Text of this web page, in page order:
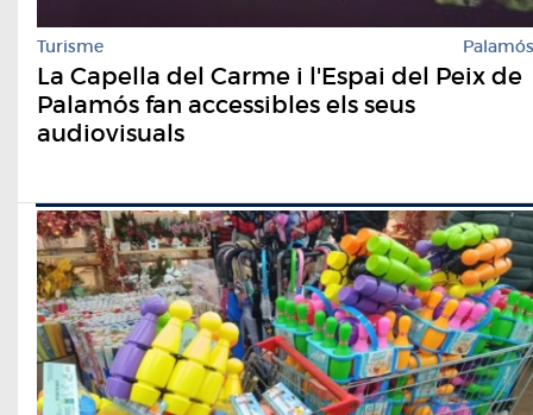
Turisme Palamós
La Capella del Carme i l'Espai del Peix de
Palamós fan accessibles els seus
audiovisuals